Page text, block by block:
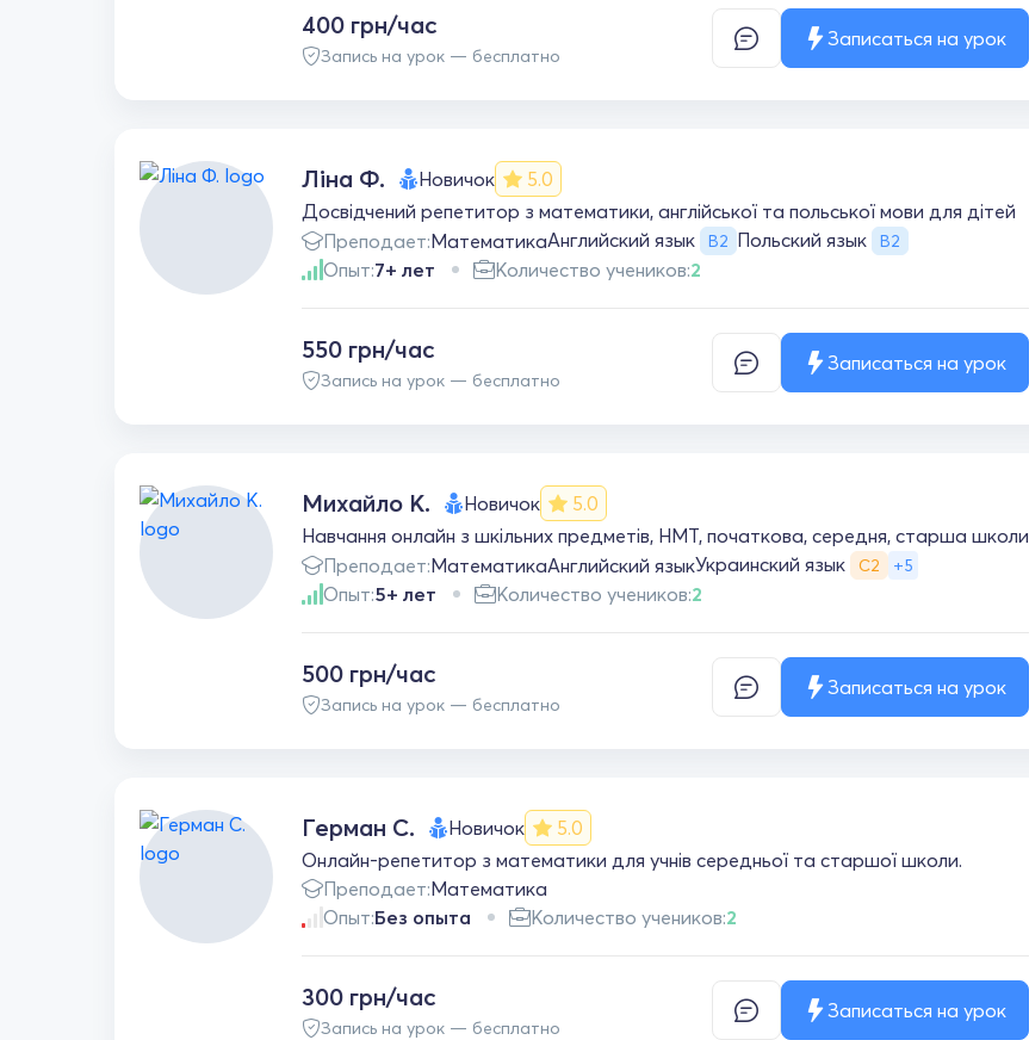
400 грн/час
Запись на урок — бесплатно
Записаться на урок
Ліна Ф. Новичок
5.0
Досвідчений репетитор з математики, англійської та польської мови для дітей
Преподает:МатематикаАнглийский язык B2 Польский язык B2
Опыт:7+ лет Количество учеников:2
550 грн/час
Запись на урок — бесплатно
Записаться на урок
Михайло К. Новичок
5.0
Навчання онлайн з шкільних предметів, НМТ, початкова, середня, старша школи
Преподает:МатематикаАнглийский языкУкраинский язык С2 +5
Опыт:5+ лет Количество учеников:2
500 грн/час
Запись на урок — бесплатно
Записаться на урок
Герман С. Новичок
5.0
Онлайн-репетитор з математики для учнів середньої та старшої школи.
Преподает:Математика
Опыт:Без опыта Количество учеников:2
300 грн/час
Запись на урок — бесплатно
Записаться на урок